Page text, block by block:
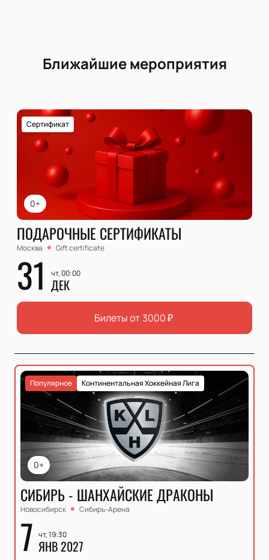
Ближайшие мероприятия
0+
Сертификат
ПОДАРОЧНЫЕ СЕРТИФИКАТЫ
Москва Gift certificate
31 чт, 00:00
ДЕК
Билеты от 3000₽
0+
Континентальная Хоккейная Лига
Популярное
СИБИРЬ - ШАНХАЙСКИЕ ДРАКОНЫ
Новосибирск Сибирь-Арена
7 чт, 19:30
ЯНВ 2027